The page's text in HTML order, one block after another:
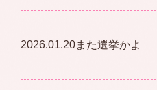
2026.01.20また選挙かよ